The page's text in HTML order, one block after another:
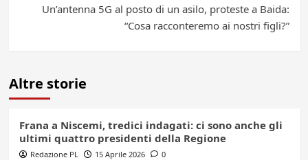
Un’antenna 5G al posto di un asilo, proteste a Baida:
“Cosa racconteremo ai nostri figli?”
Altre storie
Frana a Niscemi, tredici indagati: ci sono anche gli
ultimi quattro presidenti della Regione
Redazione PL 15 Aprile 2026 0